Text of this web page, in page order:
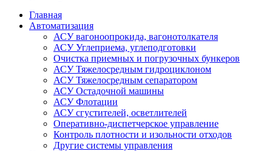
Главная
Автоматизация
АСУ вагоноопрокида, вагонотолкателя
АСУ Углеприема, углеподготовки
Очистка приемных и погрузочных бункеров
АСУ Тяжелосредным гидроциклоном
АСУ Тяжелосредным сепаратором
АСУ Остадочной машины
АСУ Флотации
АСУ сгустителей, осветлителей
Оперативно-диспетчерское управление
Контроль плотности и изольности отходов
Другие системы управления